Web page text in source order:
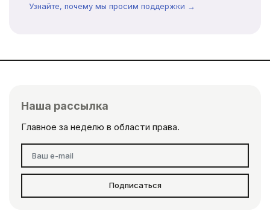
Узнайте, почему мы просим поддержки →
Наша рассылка
Главное за неделю в области права.
Подписаться